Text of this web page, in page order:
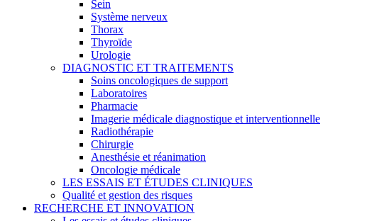
Sein
Système nerveux
Thorax
Thyroïde
Urologie
DIAGNOSTIC ET TRAITEMENTS
Soins oncologiques de support
Laboratoires
Pharmacie
Imagerie médicale diagnostique et interventionnelle
Radiothérapie
Chirurgie
Anesthésie et réanimation
Oncologie médicale
LES ESSAIS ET ÉTUDES CLINIQUES
Qualité et gestion des risques
RECHERCHE ET INNOVATION